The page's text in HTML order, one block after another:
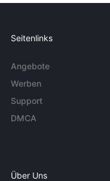
Seitenlinks
Angebote
Werben
Support
DMCA
Über Uns